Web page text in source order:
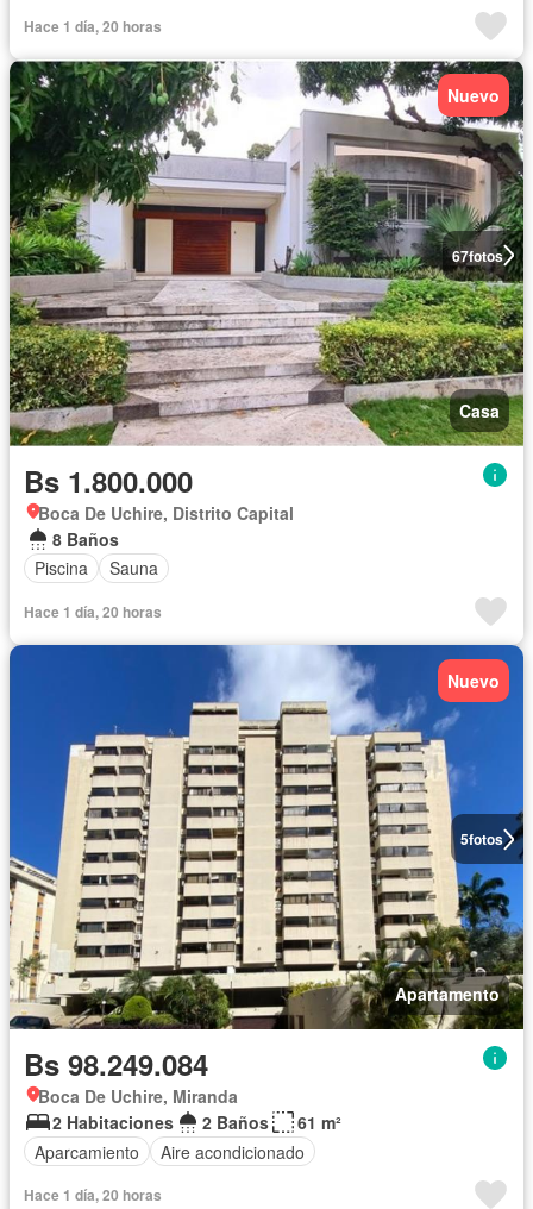
Hace 1 día, 20 horas
67fotos
Nuevo
Casa
Bs 1.800.000
Boca De Uchire, Distrito Capital
8 Baños
Piscina
Sauna
Hace 1 día, 20 horas
5fotos
Nuevo
Apartamento
Bs 98.249.084
Boca De Uchire, Miranda
2 Habitaciones
2 Baños
61 m²
Aparcamiento
Aire acondicionado
Hace 1 día, 20 horas